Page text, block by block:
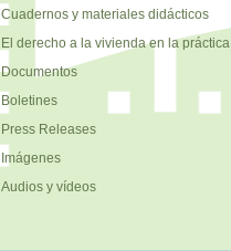
Cuadernos y materiales didácticos
El derecho a la vivienda en la práctica
Documentos
Boletines
Press Releases
Imágenes
Audios y vídeos